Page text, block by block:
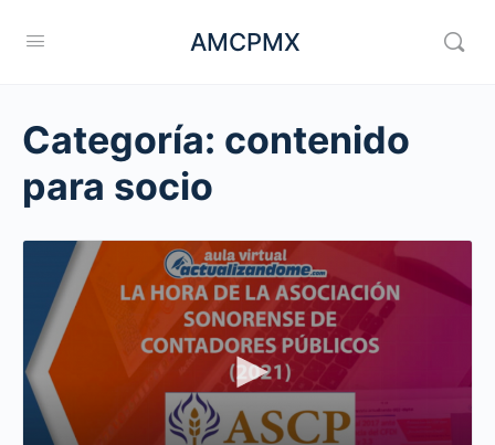
AMCPMX
Categoría: contenido
para socio